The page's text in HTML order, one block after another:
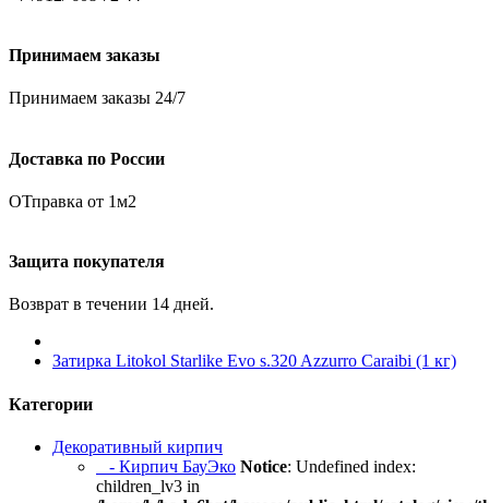
Принимаем заказы
Принимаем заказы 24/7
Доставка по России
ОТправка от 1м2
Защита покупателя
Возврат в течении 14 дней.
Затирка Litokol Starlike Evo s.320 Azzurro Caraibi (1 кг)
Категории
Декоративный кирпич
- Кирпич БауЭко Notice: Undefined index:
children_lv3 in